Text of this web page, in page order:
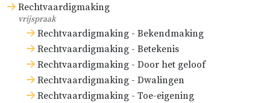
Rechtvaardigmaking
vrijspraak
Rechtvaardigmaking - Bekendmaking
Rechtvaardigmaking - Betekenis
Rechtvaardigmaking - Door het geloof
Rechtvaardigmaking - Dwalingen
Rechtvaardigmaking - Toe-eigening